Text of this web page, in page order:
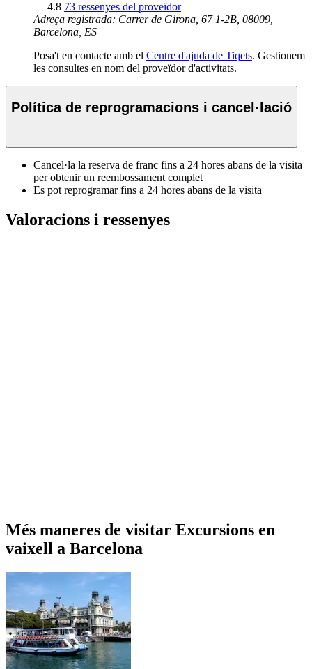
4.8 73 ressenyes del proveïdor
Adreça registrada: Carrer de Girona, 67 1-2B, 08009,
Barcelona, ES
Posa't en contacte amb el Centre d'ajuda de Tiqets. Gestionem
les consultes en nom del proveïdor d'activitats.
Política de reprogramacions i cancel·lació
Cancel·la la reserva de franc fins a 24 hores abans de la visita
per obtenir un reembossament complet
Es pot reprogramar fins a 24 hores abans de la visita
Valoracions i ressenyes
Més maneres de visitar Excursions en
vaixell a Barcelona